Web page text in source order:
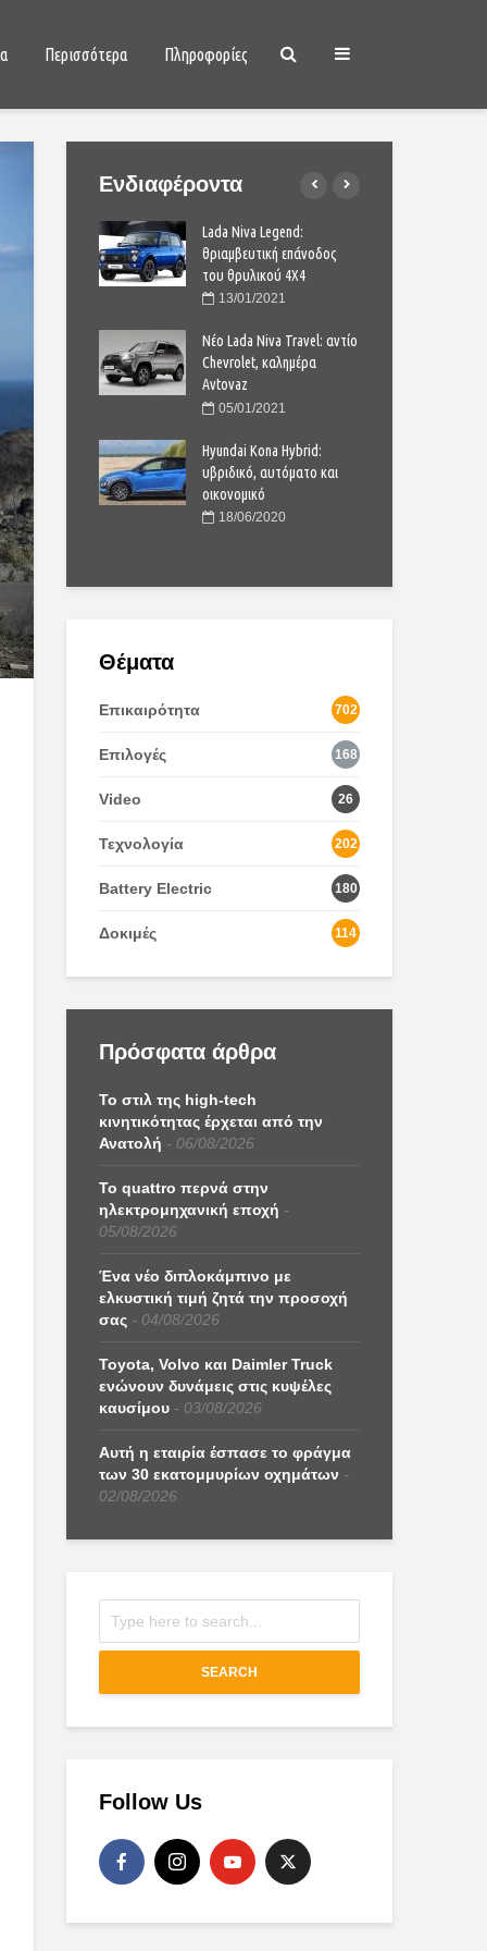
Περισσότερα Πληροφορίες
Ενδιαφέροντα
να το
σύνθεση για
πρώτη
σταθερά
Lada Niva Legend:
θριαμβευτική επάνοδος
του θρυλικού 4Χ4
13/01/2021
Νέο Lada Niva Travel: αντίο
Chevrolet, καλημέρα
Avtovaz
05/01/2021
Hyundai Kona Hybrid:
υβριδικό, αυτόματο και
οικονομικό
18/06/2020
Θέματα
Επικαιρότητα 702
Επιλογές 168
Video 26
Τεχνολογία 202
Battery Electric 180
Δοκιμές 114
Πρόσφατα άρθρα
Το στιλ της high-tech
κινητικότητας έρχεται από την
Ανατολή
06/08/2026
Το quattro περνά στην
ηλεκτρομηχανική εποχή
05/08/2026
Ένα νέο διπλοκάμπινο με
ελκυστική τιμή ζητά την προσοχή
σας
04/08/2026
Toyota, Volvo και Daimler Truck
ενώνουν δυνάμεις στις κυψέλες
καυσίμου
03/08/2026
Αυτή η εταιρία έσπασε το φράγμα
των 30 εκατομμυρίων οχημάτων
02/08/2026
SEARCH
Follow Us